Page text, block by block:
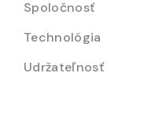
Spoločnosť
Technológia
Udržateľnosť